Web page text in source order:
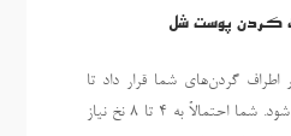
کردن پوست شل
گردن‌های شما قرار داد تا
پوست کمی شل شما سفت شود. شما احتمالاً به 4 تا 8 نخ نیاز